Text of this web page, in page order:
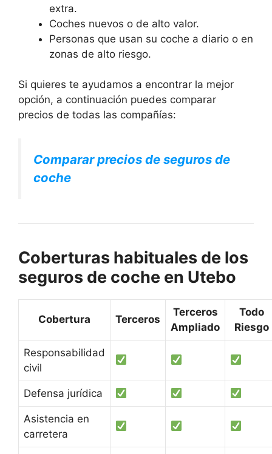
extra.
Coches nuevos o de alto valor.
Personas que usan su coche a diario o en
zonas de alto riesgo.
Si quieres te ayudamos a encontrar la mejor
opción, a continuación puedes comparar
precios de todas las compañías:
Comparar precios de seguros de
coche
Coberturas habituales de los
seguros de coche en Utebo
Cobertura Terceros
Terceros
Ampliado
Todo
Riesgo
Responsabilidad
civil
Defensa jurídica
Asistencia en
carretera